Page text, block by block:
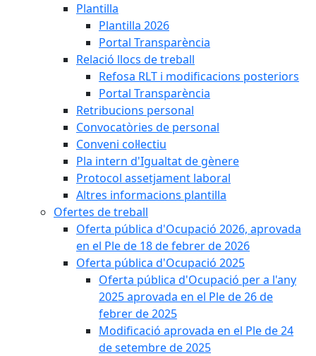
Plantilla
Plantilla 2026
Portal Transparència
Relació llocs de treball
Refosa RLT i modificacions posteriors
Portal Transparència
Retribucions personal
Convocatòries de personal
Conveni col·lectiu
Pla intern d'Igualtat de gènere
Protocol assetjament laboral
Altres informacions plantilla
Ofertes de treball
Oferta pública d'Ocupació 2026, aprovada
en el Ple de 18 de febrer de 2026
Oferta pública d'Ocupació 2025
Oferta pública d'Ocupació per a l'any
2025 aprovada en el Ple de 26 de
febrer de 2025
Modificació aprovada en el Ple de 24
de setembre de 2025